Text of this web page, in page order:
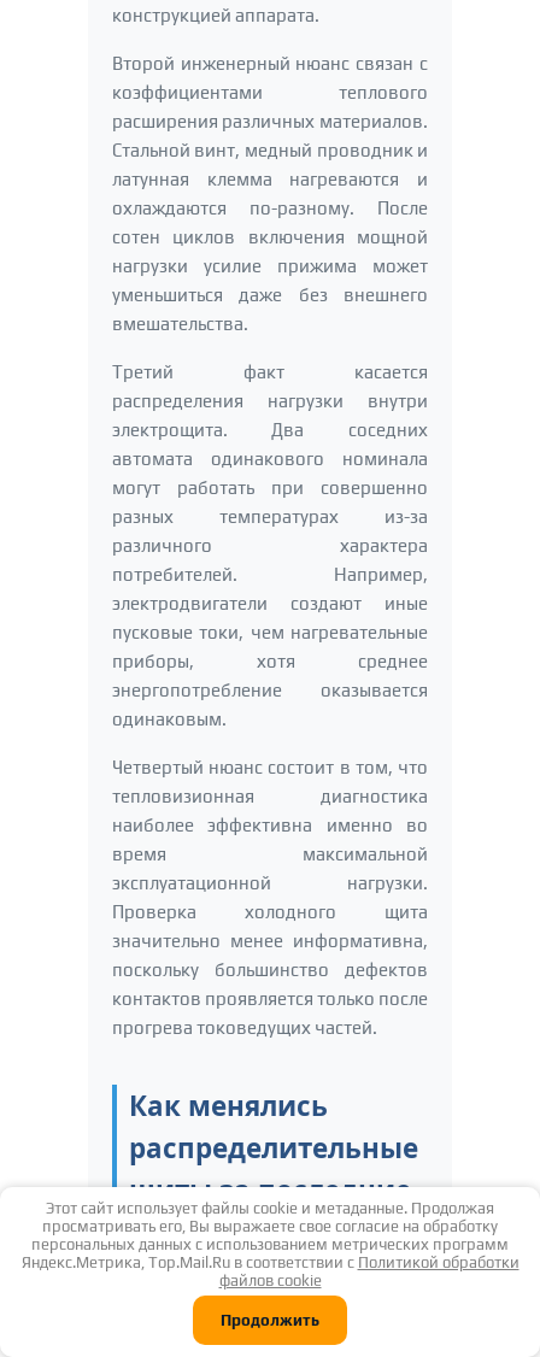
конструкцией аппарата.
Второй инженерный нюанс связан с
коэффициентами теплового
расширения различных материалов.
Стальной винт, медный проводник и
латунная клемма нагреваются и
охлаждаются по-разному. После
сотен циклов включения мощной
нагрузки усилие прижима может
уменьшиться даже без внешнего
вмешательства.
Третий факт касается
распределения нагрузки внутри
электрощита. Два соседних
автомата одинакового номинала
могут работать при совершенно
разных температурах из-за
различного характера
потребителей. Например,
электродвигатели создают иные
пусковые токи, чем нагревательные
приборы, хотя среднее
энергопотребление оказывается
одинаковым.
Четвертый нюанс состоит в том, что
тепловизионная диагностика
наиболее эффективна именно во
время максимальной
эксплуатационной нагрузки.
Проверка холодного щита
значительно менее информативна,
поскольку большинство дефектов
контактов проявляется только после
прогрева токоведущих частей.
Как менялись
распределительные
щиты за последние
десятилетия?
Современные электрощиты
стали безопаснее благодаря
Этот сайт использует файлы cookie и метаданные. Продолжая
просматривать его, Вы выражаете свое согласие на обработку
персональных данных с использованием метрических программ
Яндекс.Метрика, Top.Mail.Ru в соответствии с Политикой обработки
файлов cookie
Продолжить